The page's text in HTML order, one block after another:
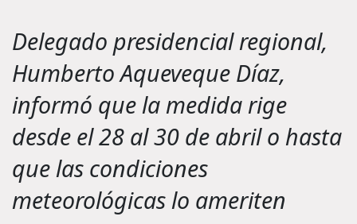
Delegado presidencial regional,
Humberto Aqueveque Díaz,
informó que la medida rige
desde el 28 al 30 de abril o hasta
que las condiciones
meteorológicas lo ameriten